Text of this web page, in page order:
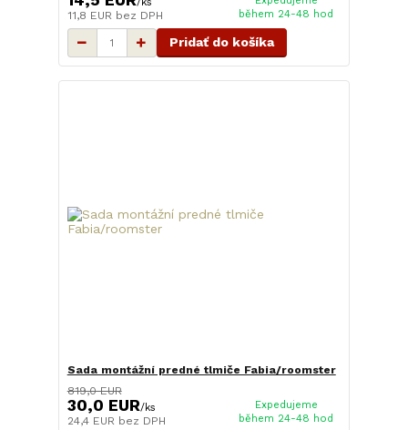
11,8 EUR bez DPH
během 24-48 hod
Pridať do košíka
Sada montážní predné tlmiče Fabia/roomster
819,0 EUR
30,0 EUR/ks
24,4 EUR bez DPH
Expedujeme
během 24-48 hod